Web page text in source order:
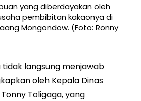
yang diberdayakan oleh
pembibitan kakaonya di
Mongondow. (Foto: Ronny
langsung menjawab
oleh Kepala Dinas
Toligaga, yang